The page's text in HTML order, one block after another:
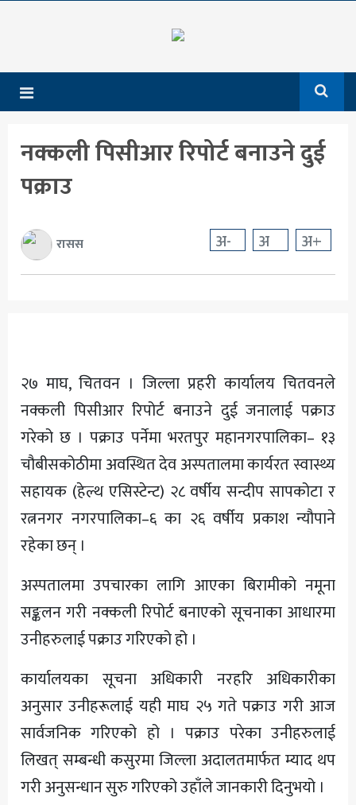
समाचार
देश
आर्थिक
अन्तर्राष्ट्रिय
शिक्षा
नक्कली पिसीआर रिपोर्ट बनाउने दुई
पक्राउ
रासस अ- अ अ+
२७ माघ, चितवन । जिल्ला प्रहरी कार्यालय चितवनले
नक्कली पिसीआर रिपोर्ट बनाउने दुई जनालाई पक्राउ
गरेको छ । पक्राउ पर्नेमा भरतपुर महानगरपालिका– १३
चौबीसकोठीमा अवस्थित देव अस्पतालमा कार्यरत स्वास्थ्य
सहायक (हेल्थ एसिस्टेन्ट) २८ वर्षीय सन्दीप सापकोटा र
रत्ननगर नगरपालिका–६ का २६ वर्षीय प्रकाश न्यौपाने
रहेका छन् ।
अस्पतालमा उपचारका लागि आएका बिरामीको नमूना
सङ्कलन गरी नक्कली रिपोर्ट बनाएको सूचनाका आधारमा
उनीहरुलाई पक्राउ गरिएको हो ।
कार्यालयका सूचना अधिकारी नरहरि अधिकारीका
अनुसार उनीहरूलाई यही माघ २५ गते पक्राउ गरी आज
सार्वजनिक गरिएको हो । पक्राउ परेका उनीहरुलाई
लिखत् सम्बन्धी कसुरमा जिल्ला अदालतमार्फत म्याद थप
गरी अनुसन्धान सुरु गरिएको उहाँले जानकारी दिनुभयो ।